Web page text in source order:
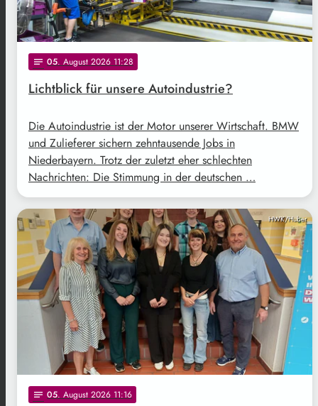
notes 05. August 2026 11:28
Lichtblick für unsere Autoindustrie?
Die Autoindustrie ist der Motor unserer Wirtschaft. BMW
und Zulieferer sichern zehntausende Jobs in
Niederbayern. Trotz der zuletzt eher schlechten
Nachrichten: Die Stimmung in der deutschen …
HWK/Huber
notes 05. August 2026 11:16